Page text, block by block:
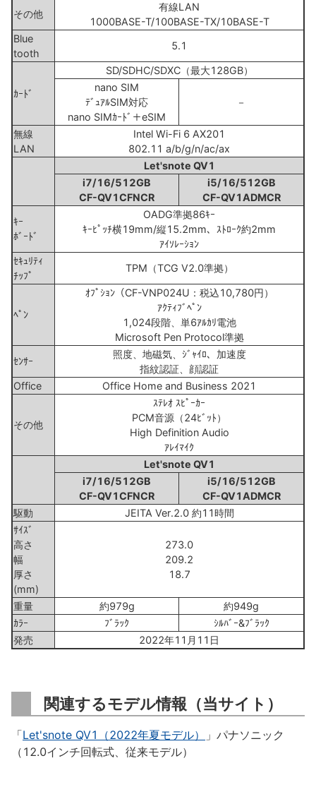
その他
有線LAN
1000BASE-T/100BASE-TX/10BASE-T
Blue
tooth
5.1
ｶｰﾄﾞ
SD/SDHC/SDXC（最大128GB）
nano SIM
ﾃﾞｭｱﾙSIM対応
nano SIMｶｰﾄﾞ＋eSIM
－
無線
LAN
Intel Wi-Fi 6 AX201
802.11 a/b/g/n/ac/ax
Let'snote QV1
i7/16/512GB
CF-QV1CFNCR
i5/16/512GB
CF-QV1ADMCR
ｷｰ
ﾎﾞｰﾄﾞ
OADG準拠86ｷｰ
ｷｰﾋﾟｯﾁ横19mm/縦15.2mm、ｽﾄﾛｰｸ約2mm
ｱｲｿﾚｰｼｮﾝ
ｾｷｭﾘﾃｨ
ﾁｯﾌﾟ
TPM（TCG V2.0準拠）
ﾍﾟﾝ
ｵﾌﾟｼｮﾝ（CF-VNP024U：税込10,780円）
ｱｸﾃｨﾌﾞﾍﾟﾝ
1,024段階、単6ｱﾙｶﾘ電池
Microsoft Pen Protocol準拠
ｾﾝｻｰ
照度、地磁気、ｼﾞｬｲﾛ、加速度
指紋認証、顔認証
Office
Office Home and Business 2021
その他
ｽﾃﾚｵ ｽﾋﾟｰｶｰ
PCM音源（24ﾋﾞｯﾄ）
High Definition Audio
ｱﾚｲﾏｲｸ
Let'snote QV1
i7/16/512GB
CF-QV1CFNCR
i5/16/512GB
CF-QV1ADMCR
駆動
JEITA Ver.2.0 約11時間
ｻｲｽﾞ
高さ
幅
厚さ
(mm)
273.0
209.2
18.7
重量 約979g
約949g
ｶﾗｰ
ﾌﾞﾗｯｸ
ｼﾙﾊﾞｰ&ﾌﾞﾗｯｸ
発売
2022年11月11日
関連するモデル情報（当サイト）
「Let'snote QV1（2022年夏モデル）
」パナソニック
（12.0インチ回転式、従来モデル）